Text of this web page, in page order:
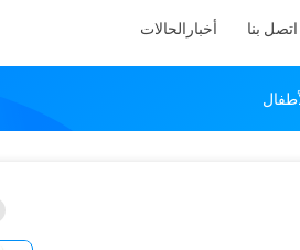
اتصل بنا أخبار الحالات